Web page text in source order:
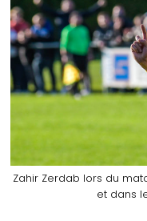
Zahir Zerdab lors du
et dans